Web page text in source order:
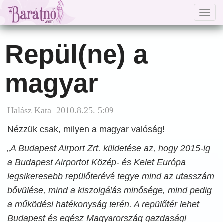
Repül(ne) a
magyar
Halász Kata 2010.8.25. 5:09
Nézzük csak, milyen a magyar valóság!
„A Budapest Airport Zrt. küldetése az, hogy 2015-ig
a Budapest Airportot Közép- és Kelet Európa
legsikeresebb repülőterévé tegye mind az utasszám
bővülése, mind a kiszolgálás minősége, mind pedig
a működési hatékonyság terén. A repülőtér lehet
Budapest és egész Magyarország gazdasági